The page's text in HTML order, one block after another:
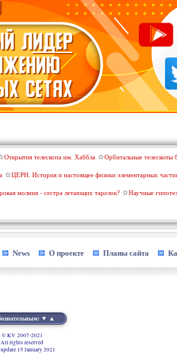
Открытия телескопа им. Хаббла Орбитальные телескопы
ЦЕРН. История и настоящее физики элементарных
молния - сестра летающих тарелок? Научные
News О проекте Планы сайта
▼ ▲
© KV 2007-2021
All rights reserved
15 January 2021